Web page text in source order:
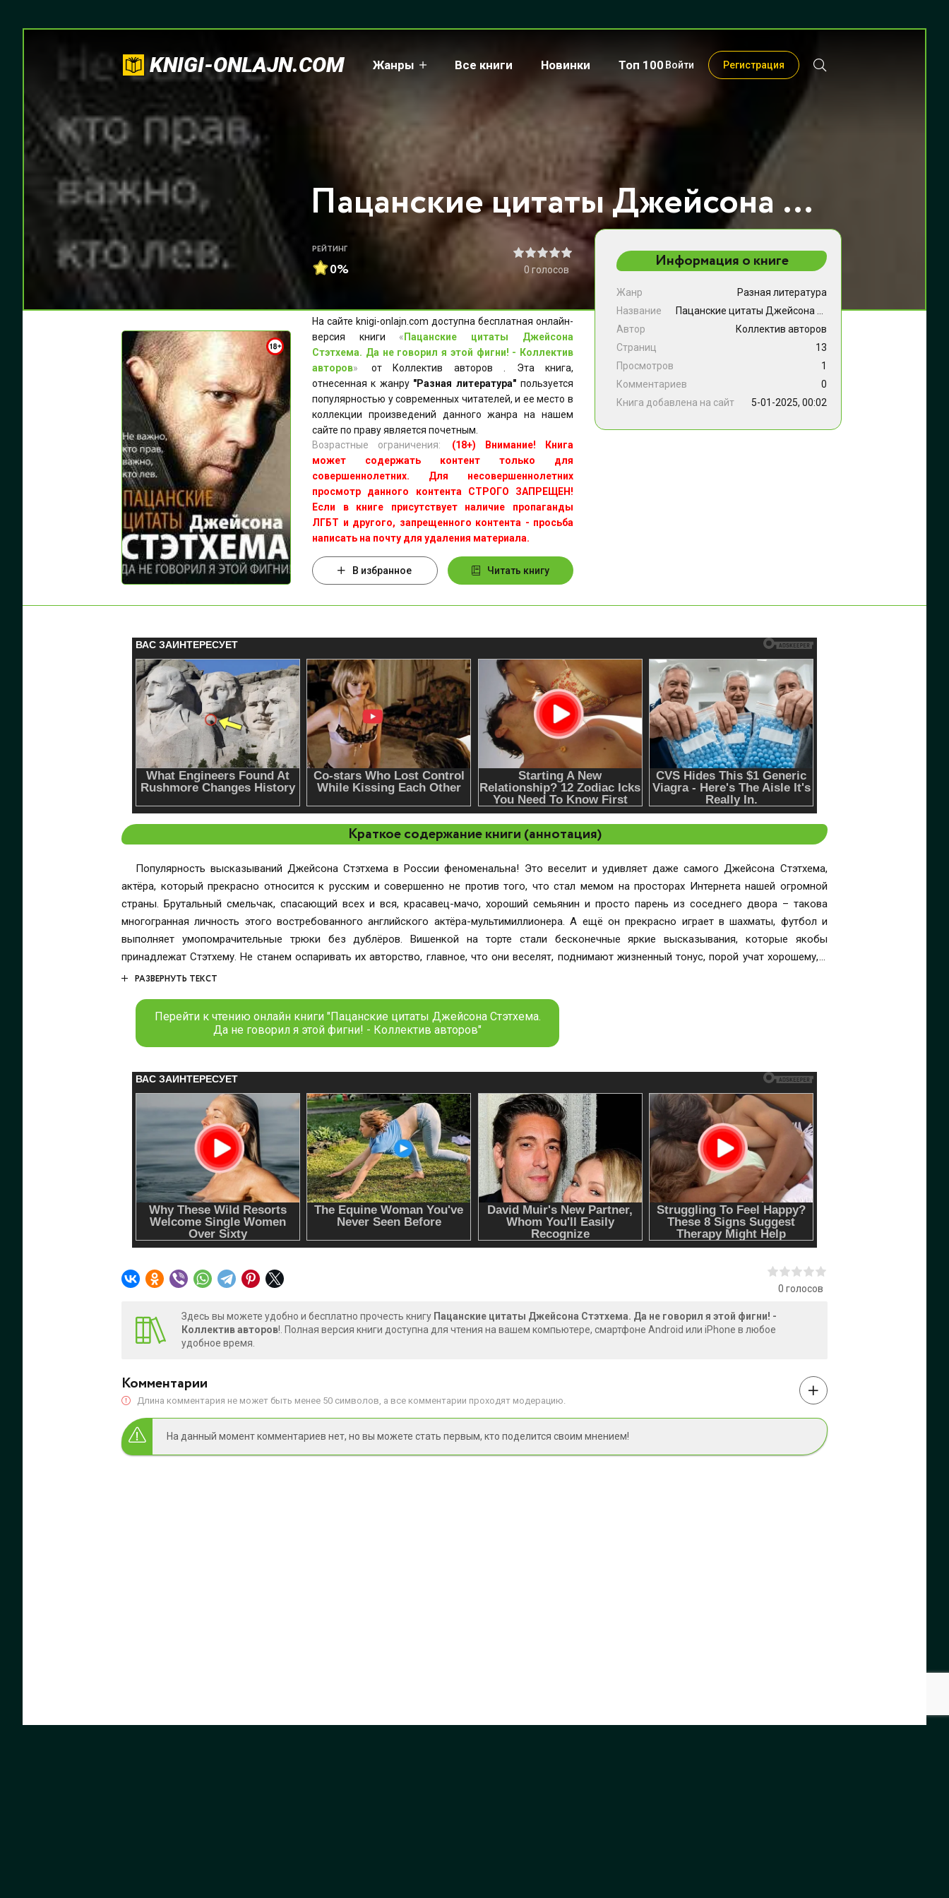
KNIGI-ONLAJN.COM Жанры Все книги Новинки Топ 100 Войти Регистрация
Пацанские цитаты Джейсона Стэтхема. Да не говорил я этой фигни! - Коллектив авторов
РЕЙТИНГ
0% 0 голосов
На сайте knigi-onlajn.com доступна бесплатная онлайн-
версия книги « Пацанские цитаты Джейсона
Стэтхема. Да не говорил я этой фигни! - Коллектив
авторов»
от Коллектив авторов . Эта книга,
отнесенная к жанру "Разная литература" пользуется
популярностью у современных читателей, и ее место в
коллекции произведений данного жанра на нашем
сайте по праву является почетным.
Возрастные ограничения:
(18+) Внимание! Книга
может содержать контент только для
совершеннолетних. Для несовершеннолетних
просмотр данного контента СТРОГО ЗАПРЕЩЕН!
Если в книге присутствует наличие пропаганды
ЛГБТ и другого, запрещенного контента - просьба
написать на почту для удаления материала.
В избранное Читать книгу
Информация о книге
Жанр
Разная литература
Название
Автор
Коллектив авторов
Страниц
13
Просмотров
1
Комментариев
0
Книга добавлена на сайт
5-01-2025, 00:02
Краткое содержание книги (аннотация)
Популярность высказываний Джейсона Стэтхема в России феноменальна! Это веселит и удивляет даже самого Джейсона Стэтхема,
актёра, который прекрасно относится к русским и совершенно не против того, что стал мемом на просторах Интернета нашей огромной
страны. Брутальный смельчак, спасающий всех и вся, красавец-мачо, хороший семьянин и просто парень из соседнего двора – такова
многогранная личность этого востребованного английского актёра-мультимиллионера. А ещё он прекрасно играет в шахматы, футбол и
выполняет умопомрачительные трюки без дублёров. Вишенкой на торте стали бесконечные яркие высказывания, которые якобы
принадлежат Стэтхему. Не станем оспаривать их авторство, главное, что они веселят, поднимают жизненный тонус, порой учат хорошему, а
иногда шокируют…
РАЗВЕРНУТЬ ТЕКСТ
Перейти к чтению онлайн книги "Пацанские цитаты Джейсона Стэтхема.
Да не говорил я этой фигни! - Коллектив авторов"
0 голосов
Здесь вы можете удобно и бесплатно прочесть книгу Пацанские цитаты Джейсона Стэтхема. Да не говорил я этой фигни! -
Коллектив авторов!. Полная версия книги доступна для чтения на вашем компьютере, смартфоне Android или iPhone в любое
удобное время.
Комментарии
Длина комментария не может быть менее 50 символов, а все комментарии проходят модерацию.
На данный момент комментариев нет, но вы можете стать первым, кто поделится своим мнением!